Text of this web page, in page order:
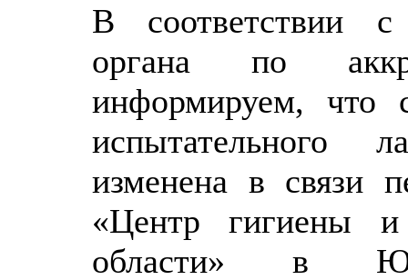
В соответствии с
органа по
информируем, что
испытательного
изменена в связи
«Центр гигиены
области» в